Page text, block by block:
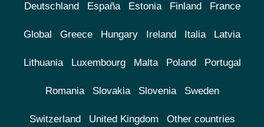
Deutschland España Estonia Finland France
Global Greece Hungary Ireland Italia Latvia
Lithuania Luxembourg Malta Poland Portugal
Romania Slovakia Slovenia Sweden
Switzerland United Kingdom Other countries